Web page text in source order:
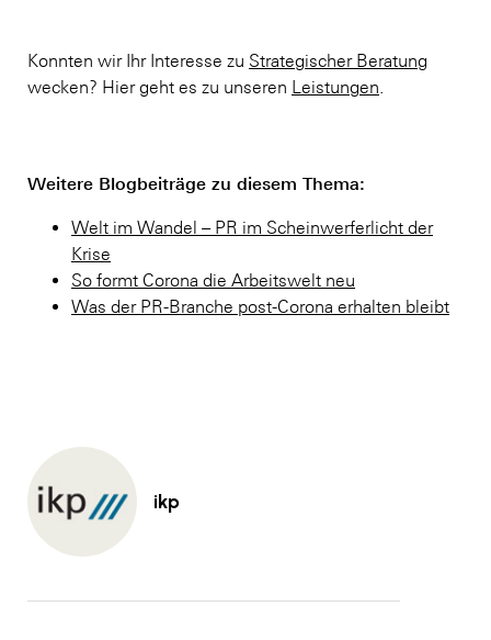
Konnten wir Ihr Interesse zu Strategischer Beratung
wecken? Hier geht es zu unseren Leistungen
Weitere Blogbeiträge zu diesem Thema:
Welt im Wandel – PR im Scheinwerferlicht der
Krise
So formt Corona die Arbeitswelt neu
Was der PR-Branche post-Corona erhalten bleibt
ikp